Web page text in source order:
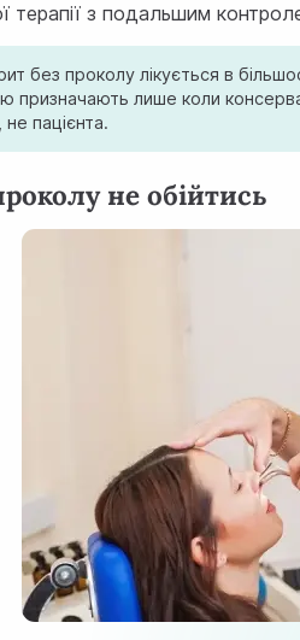
терапії з подальшим
без проколу лікується в
призначають лише коли
не пацієнта.
не обійтись